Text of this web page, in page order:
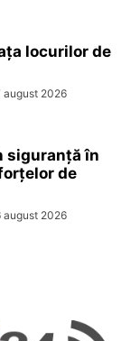
locurilor de
august 2026
siguranță în
de
august 2026